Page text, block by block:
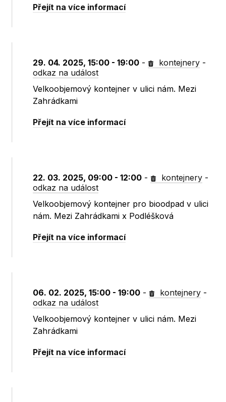
Přejít na více informací
29. 04. 2025, 15:00 - 19:00 - kontejnery -
odkaz na událost
Velkoobjemový kontejner v ulici nám. Mezi
Zahrádkami
Přejít na více informací
22. 03. 2025, 09:00 - 12:00 - kontejnery -
odkaz na událost
Velkoobjemový kontejner pro bioodpad v ulici
nám. Mezi Zahrádkami x Podléšková
Přejít na více informací
06. 02. 2025, 15:00 - 19:00 - kontejnery -
odkaz na událost
Velkoobjemový kontejner v ulici nám. Mezi
Zahrádkami
Přejít na více informací